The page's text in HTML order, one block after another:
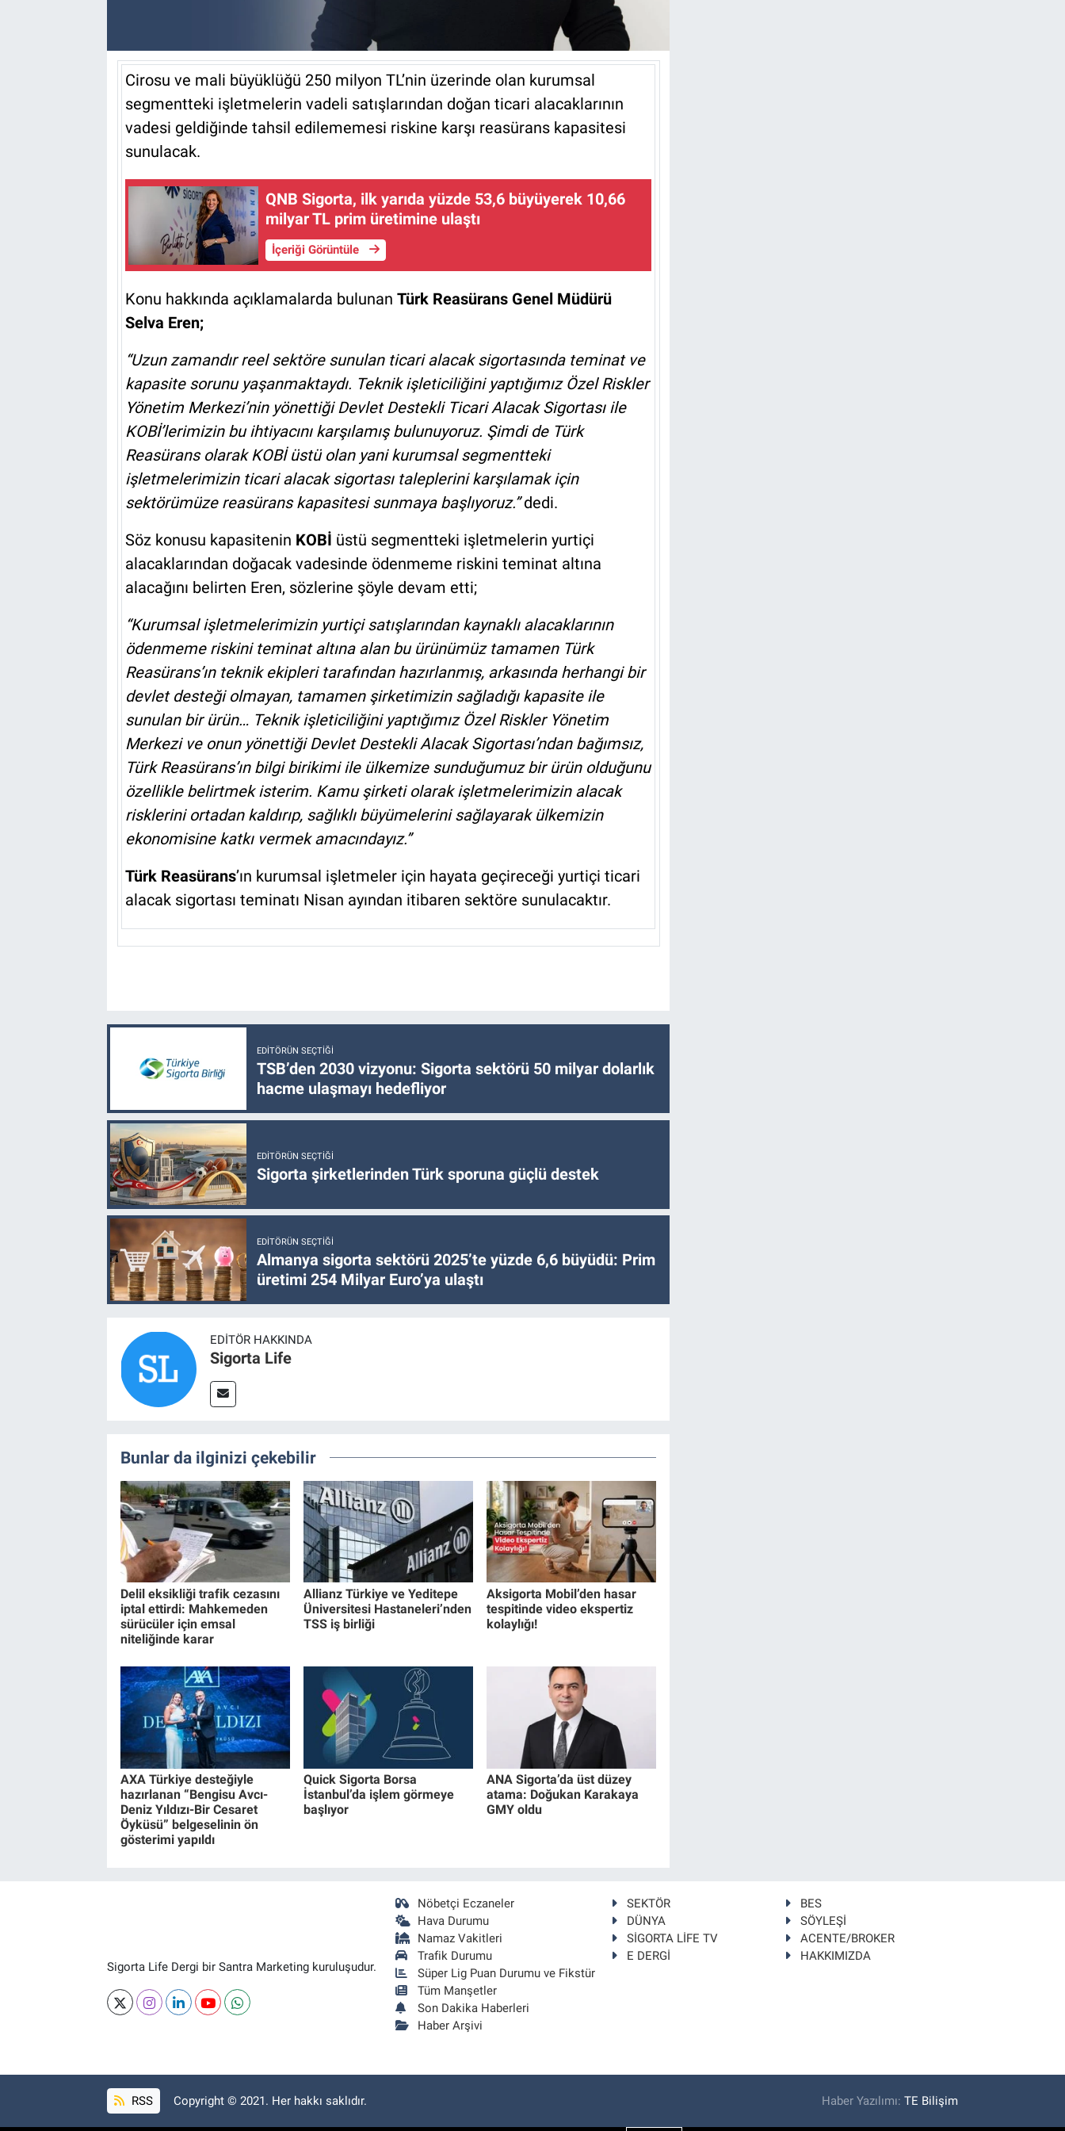
Cirosu ve mali büyüklüğü 250 milyon TL’nin üzerinde olan kurumsal
segmentteki işletmelerin vadeli satışlarından doğan ticari alacaklarının
vadesi geldiğinde tahsil edilememesi riskine karşı reasürans kapasitesi
sunulacak.
QNB Sigorta, ilk yarıda yüzde 53,6 büyüyerek 10,66
milyar TL prim üretimine ulaştı
İçeriği Görüntüle
Konu hakkında açıklamalarda bulunan Türk Reasürans Genel Müdürü
Selva Eren;
“Uzun zamandır reel sektöre sunulan ticari alacak sigortasında teminat ve
kapasite sorunu yaşanmaktaydı. Teknik işleticiliğini yaptığımız Özel Riskler
Yönetim Merkezi’nin yönettiği Devlet Destekli Ticari Alacak Sigortası ile
KOBİ’lerimizin bu ihtiyacını karşılamış bulunuyoruz. Şimdi de Türk
Reasürans olarak KOBİ üstü olan yani kurumsal segmentteki
işletmelerimizin ticari alacak sigortası taleplerini karşılamak için
sektörümüze reasürans kapasitesi sunmaya başlıyoruz.”dedi.
Söz konusu kapasitenin KOBİ üstü segmentteki işletmelerin yurtiçi
alacaklarından doğacak vadesinde ödenmeme riskini teminat altına
alacağını belirten Eren, sözlerine şöyle devam etti;
“Kurumsal işletmelerimizin yurtiçi satışlarından kaynaklı alacaklarının
ödenmeme riskini teminat altına alan bu ürünümüz tamamen Türk
Reasürans’ın teknik ekipleri tarafından hazırlanmış, arkasında herhangi bir
devlet desteği olmayan, tamamen şirketimizin sağladığı kapasite ile
sunulan bir ürün… Teknik işleticiliğini yaptığımız Özel Riskler Yönetim
Merkezi ve onun yönettiği Devlet Destekli Alacak Sigortası’ndan bağımsız,
Türk Reasürans’ın bilgi birikimi ile ülkemize sunduğumuz bir ürün olduğunu
özellikle belirtmek isterim. Kamu şirketi olarak işletmelerimizin alacak
risklerini ortadan kaldırıp, sağlıklı büyümelerini sağlayarak ülkemizin
ekonomisine katkı vermek amacındayız.”
Türk Reasürans’ın kurumsal işletmeler için hayata geçireceği yurtiçi ticari
alacak sigortası teminatı Nisan ayından itibaren sektöre sunulacaktır.
EDITÖRÜN SEÇTIĞI
TSB’den 2030 vizyonu: Sigorta sektörü 50 milyar dolarlık
hacme ulaşmayı hedefliyor
EDITÖRÜN SEÇTIĞI
Sigorta şirketlerinden Türk sporuna güçlü destek
EDITÖRÜN SEÇTIĞI
Almanya sigorta sektörü 2025’te yüzde 6,6 büyüdü: Prim
üretimi 254 Milyar Euro’ya ulaştı
EDITÖR HAKKINDA
Sigorta Life
Bunlar da ilginizi çekebilir
Delil eksikliği trafik cezasını
iptal ettirdi: Mahkemeden
sürücüler için emsal
niteliğinde karar
Allianz Türkiye ve Yeditepe
Üniversitesi Hastaneleri’nden
TSS iş birliği
Aksigorta Mobil’den hasar
tespitinde video ekspertiz
kolaylığı!
AXA Türkiye desteğiyle
hazırlanan “Bengisu Avcı-
Deniz Yıldızı-Bir Cesaret
Öyküsü” belgeselinin ön
gösterimi yapıldı
Quick Sigorta Borsa
İstanbul’da işlem görmeye
başlıyor
ANA Sigorta’da üst düzey
atama: Doğukan Karakaya
GMY oldu
Sigorta Life Dergi bir Santra Marketing kuruluşudur.
Nöbetçi Eczaneler
Hava Durumu
Namaz Vakitleri
Trafik Durumu
Süper Lig Puan Durumu ve Fikstür
Tüm Manşetler
Son Dakika Haberleri
Haber Arşivi
SEKTÖR
BES
DÜNYA
SÖYLEŞİ
SİGORTA LİFE TV
ACENTE/BROKER
E DERGİ
HAKKIMIZDA
RSS Copyright © 2021. Her hakkı saklıdır. Haber Yazılımı:TE Bilişim